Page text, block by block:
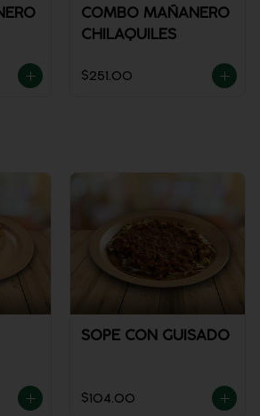
COMBO MAÑANERO
CHILAQUILES
$251.00
SOPE CON GUISADO
$104.00